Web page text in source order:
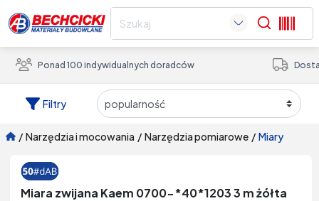
Ponad 100 indywidualnych doradców
Search
Filtry
miary
/
narzędzia pomiarowe
/
narzędzia i mocowania
/
Miara zwijana Kaem 0700-*40*1203 3 m żółta